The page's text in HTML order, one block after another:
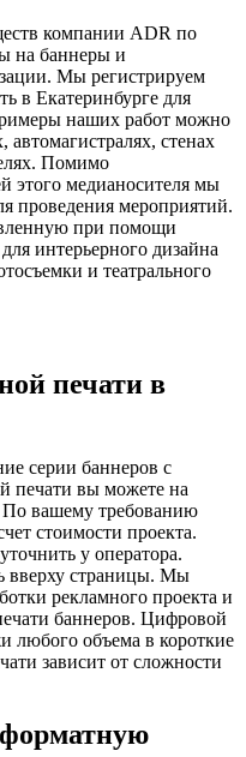
компании ADR по
на баннеры и
Мы регистрируем
в Екатеринбурге для
наших работ можно
стенах
Помимо
этого медианосителя мы
проведения мероприятий.
при помощи
интерьерного дизайна
и театрального
печати в
серии баннеров с
печати вы можете на
По вашему требованию
стоимости проекта.
у оператора.
вверху страницы. Мы
рекламного проекта и
баннеров. Цифровой
любого объема в короткие
зависит от сложности